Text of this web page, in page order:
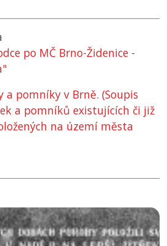
po MČ Brno-Židenice -
a pomníky v Brně. (Soupis
a pomníků existujících či již
na území města